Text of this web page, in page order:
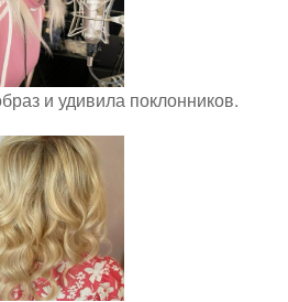
и удивила поклонников.